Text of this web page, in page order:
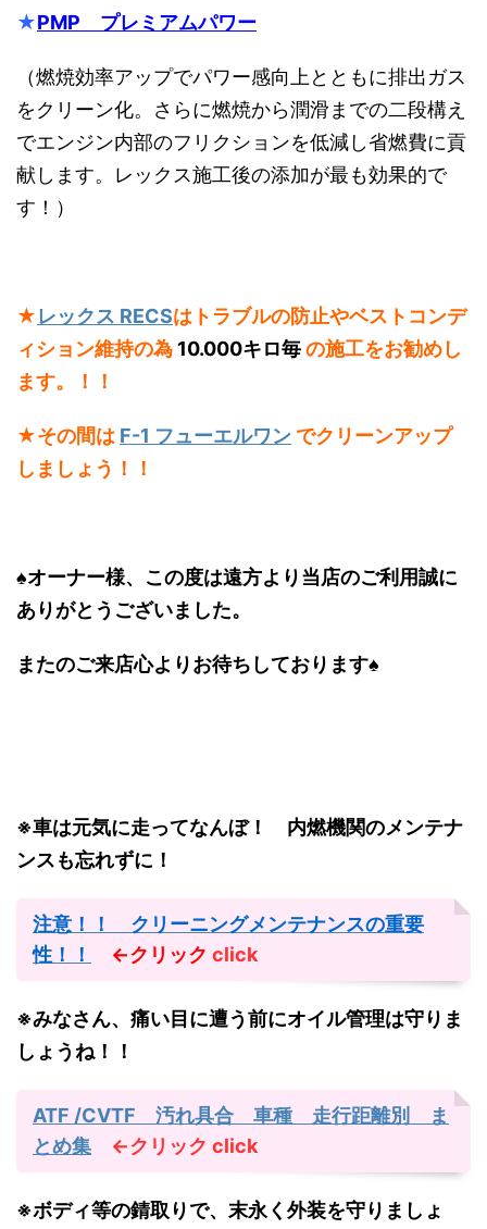
★PMP プレミアムパワー
（燃焼効率アップでパワー感向上とともに排出ガス
をクリーン化。さらに燃焼から潤滑までの二段構え
でエンジン内部のフリクションを低減し省燃費に貢
献します。レックス施工後の添加が最も効果的で
す！）
★レックス RECSはトラブルの防止やベストコンデ
ィション維持の為 10.000キロ毎の施工をお勧めし
ます。！！
★その間は F-1 フューエルワン でクリーンアップ
しましょう！！
♠オーナー様、この度は遠方より当店のご利用誠に
ありがとうございました。
またのご来店心よりお待ちしております♠
※車は元気に走ってなんぼ！ 内燃機関のメンテナ
ンスも忘れずに！
注意！！ クリーニングメンテナンスの重要
性！！
←クリック click
※みなさん、痛い目に遭う前にオイル管理は守りま
しょうね！！
ATF /CVTF 汚れ具合 車種 走行距離別 ま
とめ集
←クリック click
※ボディ等の錆取りで、末永く外装を守りましょ